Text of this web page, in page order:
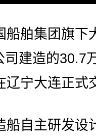
舶集团旗下
建造的30.7
辽宁大连正式
自主研发设